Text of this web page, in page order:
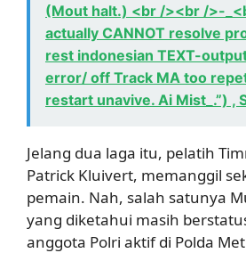
(Mout halt.) <br /><br />-
actually CANNOT resolve
rest indonesian TEXT-
error/ off Track MA too
restart unavive. Ai Mist_.”) ,
Jelang dua laga itu, pelatih
Patrick Kluivert, memanggil
pemain. Nah, salah satunya
yang diketahui masih
anggota Polri aktif di Polda